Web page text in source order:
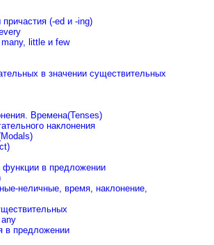
(-ed и -ing)
little и few
в значении существительных
Времена(Tenses)
наклонения
функции в предложении
неличные, время, наклонение,
в предложении